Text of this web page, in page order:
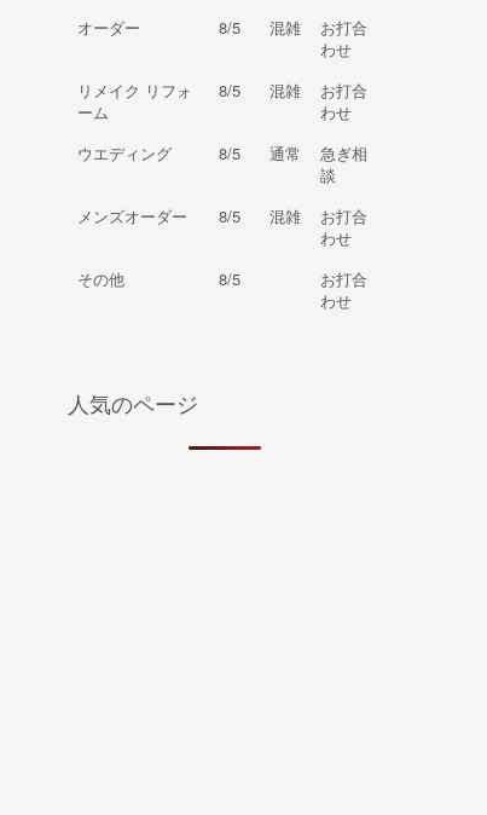
オーダー
8/5 混雑
お打合
わせ
リメイク リフォ
ーム
8/5 混雑
お打合
わせ
ウエディング
8/5 通常
急ぎ相
談
メンズオーダー
8/5 混雑
お打合
わせ
その他
8/5
お打合
わせ
人気のページ